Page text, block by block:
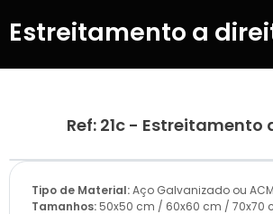
Estreitamento a
Ref: 21c - Estreitamento
Tipo de Material:Aço Galvanizado ou ACM
Tamanhos: 50x50 cm / 60x60 cm / 70x70